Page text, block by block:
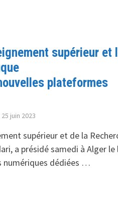
supérieur et
plateformes
25 juin 2023
supérieur et de la
a présidé samedi à Alger
numériques dédiées …